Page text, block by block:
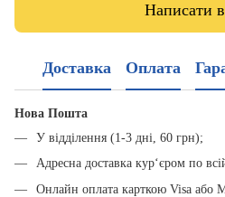
Написати
Доставка Оплата
Нова Пошта
У відділення (1-3 дні, 60 грн);
Адресна доставка кур‘єром по
Онлайн оплата карткою Visa або